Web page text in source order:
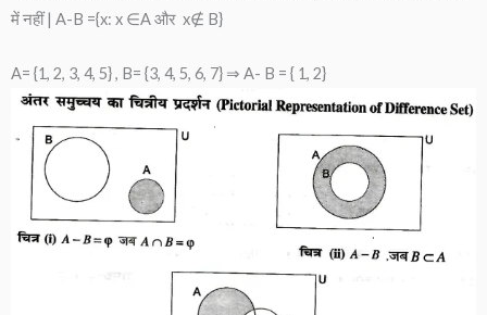
में नहीं | A-B ={x: x ∈A और x∉ B}
A= {1, 2, 3, 4, 5} , B= {3, 4, 5, 6, 7} ⇒ A- B = { 1, 2}